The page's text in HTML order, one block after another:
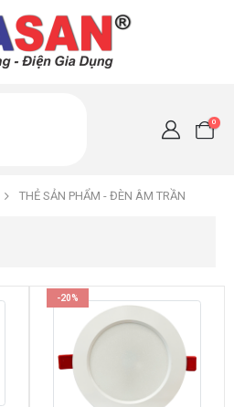
0
THẺ SẢN PHẨM - ĐÈN ÂM TRẦN
-20%